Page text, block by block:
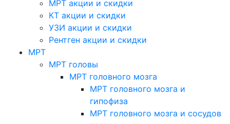
МРТ акции и скидки
КТ акции и скидки
УЗИ акции и скидки
Рентген акции и скидки
МРТ
МРТ головы
МРТ головного мозга
МРТ головного мозга и
гипофиза
МРТ головного мозга и сосудов